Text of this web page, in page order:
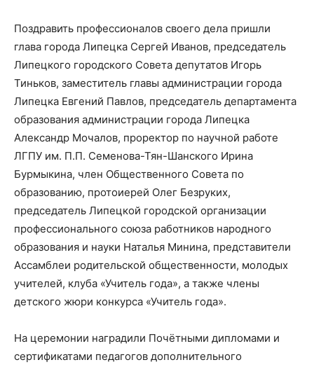
Поздравить профессионалов своего дела пришли
глава города Липецка Сергей Иванов, председатель
Липецкого городского Совета депутатов Игорь
Тиньков, заместитель главы администрации города
Липецка Евгений Павлов, председатель департамента
образования администрации города Липецка
Александр Мочалов, проректор по научной работе
ЛГПУ им. П.П. Семенова-Тян-Шанского Ирина
Бурмыкина, член Общественного Совета по
образованию, протоиерей Олег Безруких,
председатель Липецкой городской организации
профессионального союза работников народного
образования и науки Наталья Минина, представители
Ассамблеи родительской общественности, молодых
учителей, клуба «Учитель года», а также члены
детского жюри конкурса «Учитель года».
На церемонии наградили Почётными дипломами и
сертификатами педагогов дополнительного